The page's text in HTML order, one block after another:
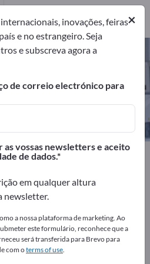
– encontre
Fabricantes
4
Fabricantes
Laboratório
na
Produtos usados – Contactos
×
inovações, feiras
e no estrangeiro. Seja
e subscreva agora a
de correio electrónico para
vossas newsletters e aceito
de dados.
em qualquer altura
newsletter.
a nossa plataforma de marketing. Ao
este formulário, reconhece que a
será transferida para Brevo para
com oterms of use.